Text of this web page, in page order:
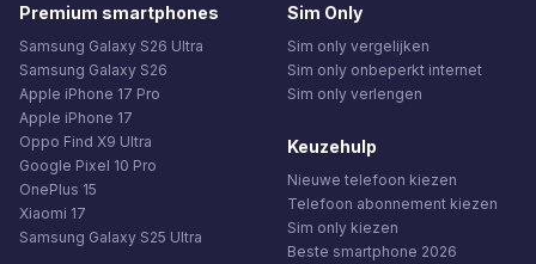
Premium smartphones
Samsung Galaxy S26 Ultra
Samsung Galaxy S26
Apple iPhone 17 Pro
Apple iPhone 17
Oppo Find X9 Ultra
Google Pixel 10 Pro
OnePlus 15
Xiaomi 17
Samsung Galaxy S25 Ultra
Sim Only
Sim only vergelijken
Sim only onbeperkt internet
Sim only verlengen
Keuzehulp
Nieuwe telefoon kiezen
Telefoon abonnement kiezen
Sim only kiezen
Beste smartphone 2026